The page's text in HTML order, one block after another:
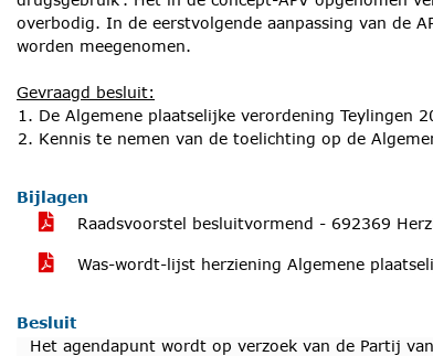
overbodig. In de eerstvolgende aanpassing van de
worden meegenomen.
Gevraagd besluit:
De Algemene plaatselijke verordening Teylingen
Kennis te nemen van de toelichting op de
Bijlagen
Raadsvoorstel besluitvormend - 692369
Was-wordt-lijst herziening Algemene
Besluit
Het agendapunt wordt op verzoek van de Partij